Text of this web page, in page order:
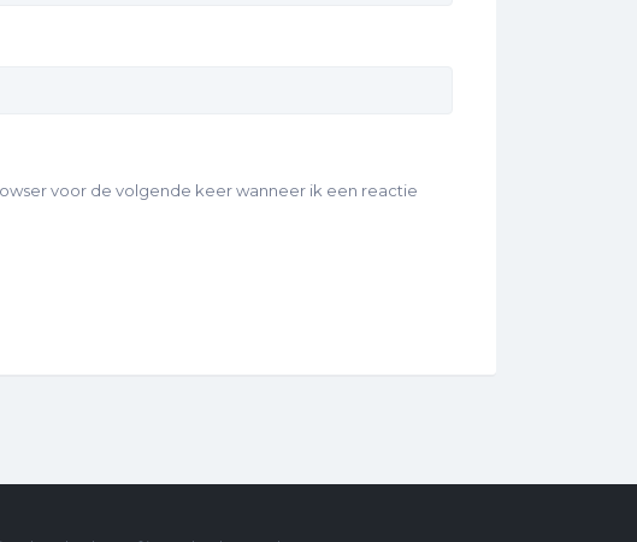
voor de volgende keer wanneer ik een reactie